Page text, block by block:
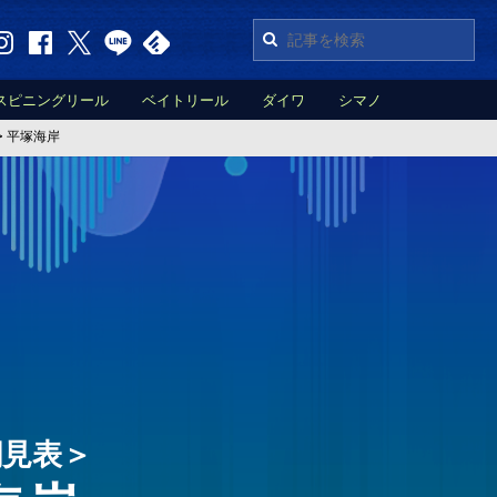
ピニングリール ベイトリール ダイワ シマノ
平塚海岸
表＞